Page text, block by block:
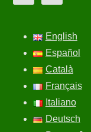
English
Español
Català
Français
Italiano
Deutsch